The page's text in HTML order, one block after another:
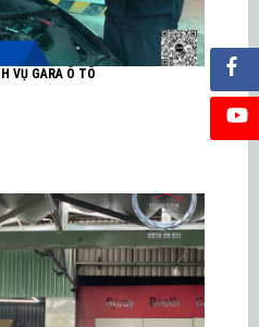
VỤ GARA Ô TÔ